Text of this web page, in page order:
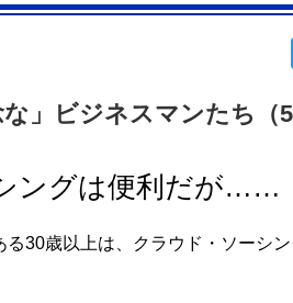
な」ビジネスマンたち（
ングは便利だが……
30歳以上は、クラウド・ソーシ